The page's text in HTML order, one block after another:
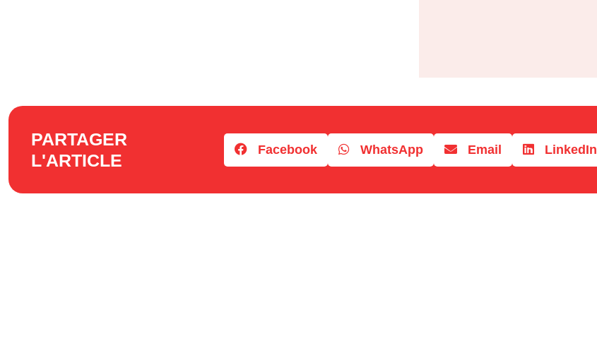
PARTAGER
L'ARTICLE
Facebook WhatsApp Email LinkedIn